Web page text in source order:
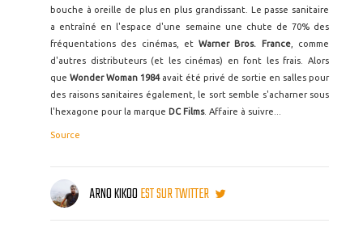
bouche à oreille de plus en plus grandissant. Le passe sanitaire
a entraîné en l'espace d'une semaine une chute de 70% des
fréquentations des cinémas, etWarner Bros. France, comme
d'autres distributeurs (et les cinémas) en font les frais. Alors
que Wonder Woman 1984 avait été privé de sortie en salles pour
des raisons sanitaires également, le sort semble s'acharner sous
l'hexagone pour la marque DC Films. Affaire à suivre...
Source
ARNO KIKOOEST SUR TWITTER